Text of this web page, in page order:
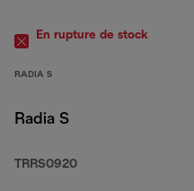
En rupture de stock
RADIA S
Radia S
TRRS0920